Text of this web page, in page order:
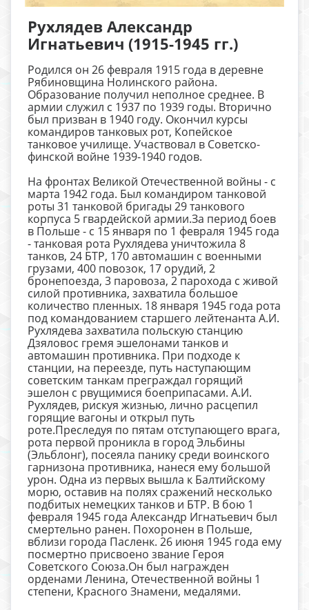
Рухлядев Александр
Игнатьевич (1915-1945 гг.)
Родился он 26 февраля 1915 года в деревне
Рябиновщина Нолинского района.
Образование получил неполное среднее. В
армии служил с 1937 по 1939 годы. Вторично
был призван в 1940 году. Окончил курсы
командиров танковых рот, Копейское
танковое училище. Участвовал в Советско-
финской войне 1939-1940 годов.
На фронтах Великой Отечественной войны - с
марта 1942 года. Был командиром танковой
роты 31 танковой бригады 29 танкового
корпуса 5 гвардейской армии.За период боев
в Польше - с 15 января по 1 февраля 1945 года
- танковая рота Рухлядева уничтожила 8
танков, 24 БТР, 170 автомашин с военными
грузами, 400 повозок, 17 орудий, 2
бронепоезда, 3 паровоза, 2 парохода с живой
силой противника, захватила большое
количество пленных. 18 января 1945 года рота
под командованием старшего лейтенанта А.И.
Рухлядева захватила польскую станцию
Дзяловос гремя эшелонами танков и
автомашин противника. При подходе к
станции, на переезде, путь наступающим
советским танкам преграждал горящий
эшелон с рвущимися боеприпасами. А.И.
Рухлядев, рискуя жизнью, лично расцепил
горящие вагоны и открыл путь
роте.Преследуя по пятам отступающего врага,
рота первой проникла в город Эльбины
(Эльблонг), посеяла панику среди воинского
гарнизона противника, нанеся ему большой
урон. Одна из первых вышла к Балтийскому
морю, оставив на полях сражений несколько
подбитых немецких танков и БТР. В бою 1
февраля 1945 года Александр Игнатьевич был
смертельно ранен. Похоронен в Польше,
вблизи города Пасленк. 26 июня 1945 года ему
посмертно присвоено звание Героя
Советского Союза.Он был награжден
орденами Ленина, Отечественной войны 1
степени, Красного Знамени, медалями.